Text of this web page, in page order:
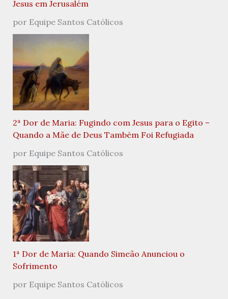
Jesus em Jerusalém
por Equipe Santos Católicos
2ª Dor de Maria: Fugindo com Jesus para o Egito –
Quando a Mãe de Deus Também Foi Refugiada
por Equipe Santos Católicos
1ª Dor de Maria: Quando Simeão Anunciou o
Sofrimento
por Equipe Santos Católicos